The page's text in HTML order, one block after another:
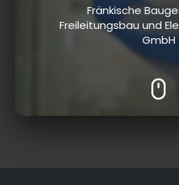
Fränkische
Freileitungsbau und
GmbH